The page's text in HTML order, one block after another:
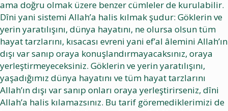
ama doğru olmak üzere benzer cümleler de kurulabilir.
Dîni yani sistemi Allah’a halis kılmak şudur: Göklerin ve
yerin yaratılışını, dünya hayatını, ne olursa olsun tüm
hayat tarzlarını, kısacası evreni yani ef’al âlemini Allah’ın
dışı var sanıp oraya konuşlandırmayacaksınız, oraya
yerleştirmeyeceksiniz. Göklerin ve yerin yaratılışını,
yaşadığımız dünya hayatını ve tüm hayat tarzlarını
Allah’ın dışı var sanıp onları oraya yerleştirirseniz, dîni
Allah’a halis kılamazsınız. Bu tarif göremediklerimizi de